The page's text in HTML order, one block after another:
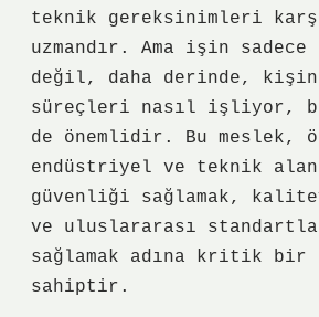
teknik gereksinimleri
uzmandır. Ama işin sadece
değil, daha derinde,
süreçleri nasıl işliyor,
de önemlidir. Bu meslek,
endüstriyel ve teknik
güvenliği sağlamak,
ve uluslararası
sağlamak adına kritik bir
sahiptir.